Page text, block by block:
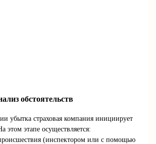
обстоятельств
убытка страховая компания инициирует
этом этапе осуществляется:
(инспектором или с помощью